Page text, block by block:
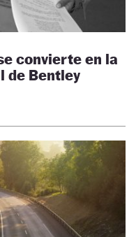
convierte en la
de Bentley